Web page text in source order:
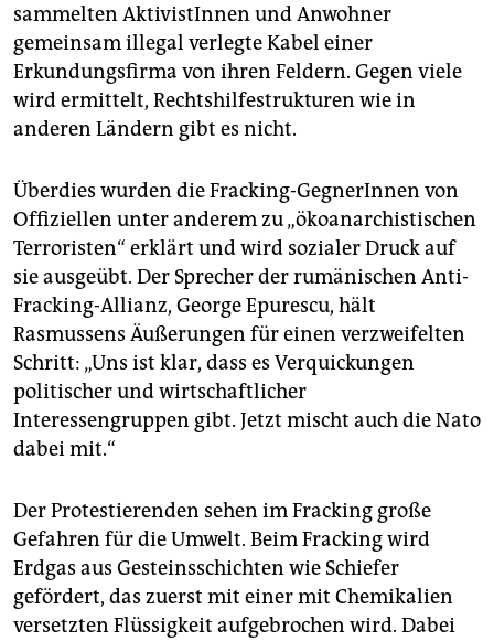
sammelten AktivistInnen und Anwohner
gemeinsam illegal verlegte Kabel einer
Erkundungsfirma von ihren Feldern. Gegen viele
wird ermittelt, Rechtshilfestrukturen wie in
anderen Ländern gibt es nicht.
Überdies wurden die Fracking-GegnerInnen von
Offiziellen unter anderem zu „ökoanarchistischen
Terroristen“ erklärt und wird sozialer Druck auf
sie ausgeübt. Der Sprecher der rumänischen Anti-
Fracking-Allianz, George Epurescu, hält
Rasmussens Äußerungen für einen verzweifelten
Schritt: „Uns ist klar, dass es Verquickungen
politischer und wirtschaftlicher
Interessengruppen gibt. Jetzt mischt auch die Nato
dabei mit.“
Der Protestierenden sehen im Fracking große
Gefahren für die Umwelt. Beim Fracking wird
Erdgas aus Gesteinsschichten wie Schiefer
gefördert, das zuerst mit einer mit Chemikalien
versetzten Flüssigkeit aufgebrochen wird. Dabei